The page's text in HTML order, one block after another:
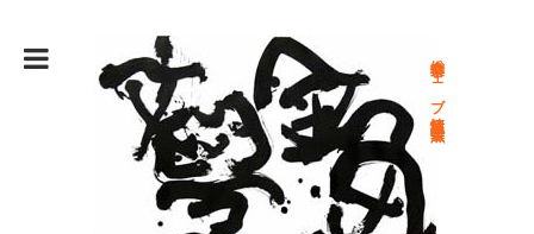
総合文学ウェブ情報誌 文学金魚